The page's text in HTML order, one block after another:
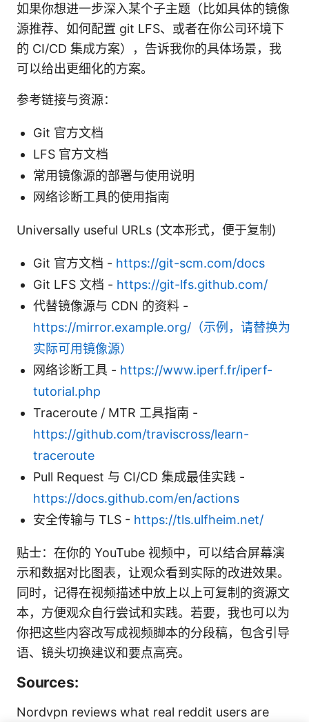
如果你想进一步深入某个子主题（比如具体的镜像
源推荐、如何配置 git LFS、或者在你公司环境下
的 CI/CD 集成方案），告诉我你的具体场景，我
可以给出更细化的方案。
参考链接与资源：
Git 官方文档
LFS 官方文档
常用镜像源的部署与使用说明
网络诊断工具的使用指南
Universally useful URLs (文本形式，便于复制)
Git 官方文档 - https://git-scm.com/docs
Git LFS 文档 - https://git-lfs.github.com/
代替镜像源与 CDN 的资料 -
https://mirror.example.org/（示例，请替换为
实际可用镜像源）
网络诊断工具 - https://www.iperf.fr/iperf-
tutorial.php
Traceroute / MTR 工具指南 -
https://github.com/traviscross/learn-
traceroute
Pull Request 与 CI/CD 集成最佳实践 -
https://docs.github.com/en/actions
安全传输与 TLS - https://tls.ulfheim.net/
贴士：在你的 YouTube 视频中，可以结合屏幕演
示和数据对比图表，让观众看到实际的改进效果。
同时，记得在视频描述中放上以上可复制的资源文
本，方便观众自行尝试和实践。若要，我也可以为
你把这些内容改写成视频脚本的分段稿，包含引导
语、镜头切换建议和要点高亮。
Sources:
Nordvpn reviews what real reddit users are